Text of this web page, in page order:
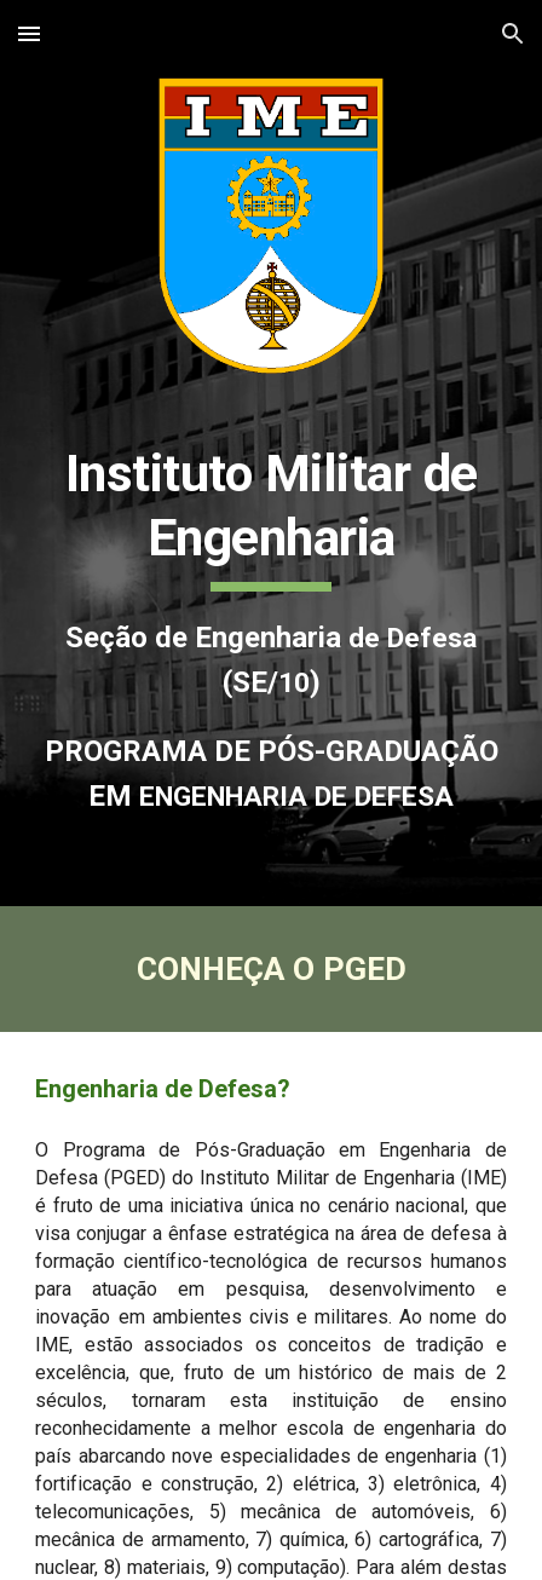
Skip to main content Skip to navigation
Instituto Militar de
Engenharia
Seção de Engenharia de Defesa
(SE/10)
PROGRAMA DE PÓS-GRADUAÇÃO
EM ENGENHARIA DE DEFESA
CONHEÇA O PGED
Engenharia de Defesa?
O Programa de Pós-Graduação em Engenharia de
Defesa (PGED) do Instituto Militar de Engenharia (IME)
é fruto de uma iniciativa única no cenário nacional, que
visa conjugar a ênfase estratégica na área de defesa à
formação científico-tecnológica de recursos humanos
para atuação em pesquisa, desenvolvimento e
inovação em ambientes civis e militares. Ao nome do
IME, estão associados os conceitos de tradição e
excelência, que, fruto de um histórico de mais de 2
séculos, tornaram esta instituição de ensino
reconhecidamente a melhor escola de engenharia do
país abarcando nove especialidades de engenharia (1)
fortificação e construção, 2) elétrica, 3) eletrônica, 4)
telecomunicações, 5) mecânica de automóveis, 6)
mecânica de armamento, 7) química, 6) cartográfica, 7)
nuclear, 8) materiais, 9) computação). Para além destas